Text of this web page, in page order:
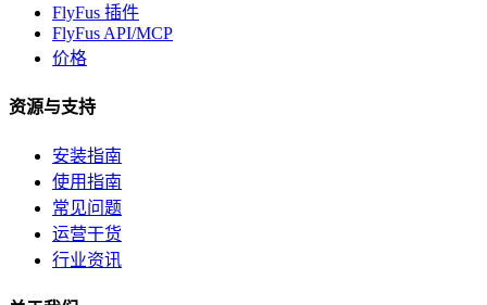
FlyFus 插件
FlyFus API/MCP
价格
资源与支持
安装指南
使用指南
常见问题
运营干货
行业资讯